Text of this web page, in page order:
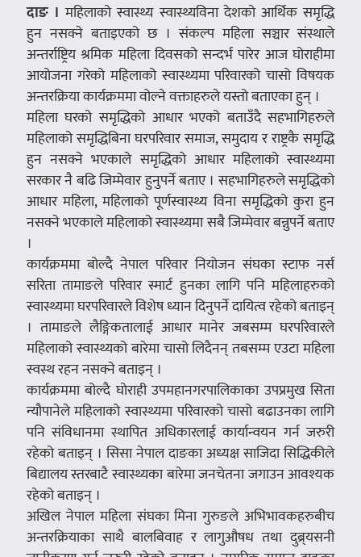
दाङ । महिलाको स्वास्थ्य स्वास्थ्यविना देशको आर्थिक समृद्धि
हुन नसक्ने बताइएको छ । संकल्प महिला सञ्चार संस्थाले
अन्तर्राष्ट्रिय श्रमिक महिला दिवसको सन्दर्भ पारेर आज घोराहीमा
आयोजना गरेको महिलाको स्वास्थ्यमा परिवारको चासो विषयक
अन्तरक्रिया कार्यक्रममा वोल्ने वक्ताहरुले यस्तो बताएका हुन् ।
महिला घरको समृद्धिको आधार भएको बताउँदै सहभागिहरुले
महिलाको समृद्धिबिना घरपरिवार समाज, समुदाय र राष्ट्रकै समृद्धि
हुन नसक्ने भएकाले समृद्धिको आधार महिलाको स्वास्थ्यमा
सरकार नै बढि जिम्मेवार हुनुपर्ने बताए । सहभागिहरुले समृद्धिको
आधार महिला, महिलाको पूर्णस्वास्थ्य विना समृद्धिको कुरा हुन
नसक्ने भएकाले महिलाको स्वास्थ्यमा सबै जिम्मेवार बन्नुपर्ने बताए
।
कार्यक्रममा बोल्दै नेपाल परिवार नियोजन संघका स्टाफ नर्स
सरिता तामाङले परिवार स्मार्ट हुनका लागि पनि महिलाहरुको
स्वास्थ्यमा घरपरिवारले विशेष ध्यान दिनुपर्ने दायित्व रहेको बताइन्
। तामाङले लैङ्गिकतालाई आधार मानेर जबसम्म घरपरिवारले
महिलाको स्वास्थ्यको बारेमा चासो लिदैनन् तबसम्म एउटा महिला
स्वस्थ रहन नसक्ने बताइन् ।
कार्यक्रममा बोल्दै घोराही उपमहानगरपालिकाका उपप्रमुख सिता
न्यौपानेले महिलाको स्वास्थ्यमा परिवारको चासो बढाउनका लागि
पनि संविधानमा स्थापित अधिकारलाई कार्यान्वयन गर्न जरुरी
रहेको बताइन् । सिसा नेपाल दाङका अध्यक्ष साजिदा सिद्धिकीले
बिद्यालय स्तरबाटै स्वास्थ्यका बारेमा जनचेतना जगाउन आवश्यक
रहेको बताइन् ।
अखिल नेपाल महिला संघका मिना गुरुङले अभिभावकहरुबीच
अन्तरक्रियाका साथै बालबिवाह र लागुऔषध तथा दुब्र्यसनी